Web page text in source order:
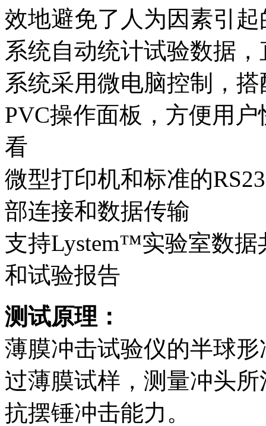
效地避免了人为因素引
系统自动统计试验数据
系统采用微电脑控制，
PVC操作面板，方便用
看
微型打印机和标准的
部连接和数据传输
支持Lystem™实验室数
和试验报告
测试原理：
薄膜冲击试验仪的半球
过薄膜试样，测量冲头
抗摆锤冲击能力。